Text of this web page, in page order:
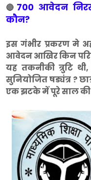
🔴 700 आवेदन
कौन?
इस गंभीर प्रकरण मे
आवेदन आखिर किन
यह तकनीकी त्रुटि
सुनियोजित षड्यंत्र ?
एक झटके में पूरे साल की